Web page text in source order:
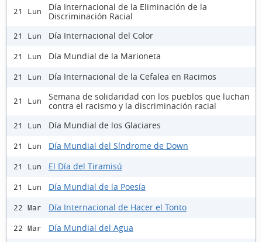
21 Lun
Día Internacional de la Eliminación de la
Discriminación Racial
21 Lun Día Internacional del Color
21 Lun Día Mundial de la Marioneta
21 Lun Día Internacional de la Cefalea en Racimos
21 Lun
Semana de solidaridad con los pueblos que luchan
contra el racismo y la discriminación racial
21 Lun Día Mundial de los Glaciares
21 Lun Día Mundial del Síndrome de Down
21 Lun El Día del Tiramisú
21 Lun Día Mundial de la Poesía
22 Mar Día Internacional de Hacer el Tonto
22 Mar Día Mundial del Agua